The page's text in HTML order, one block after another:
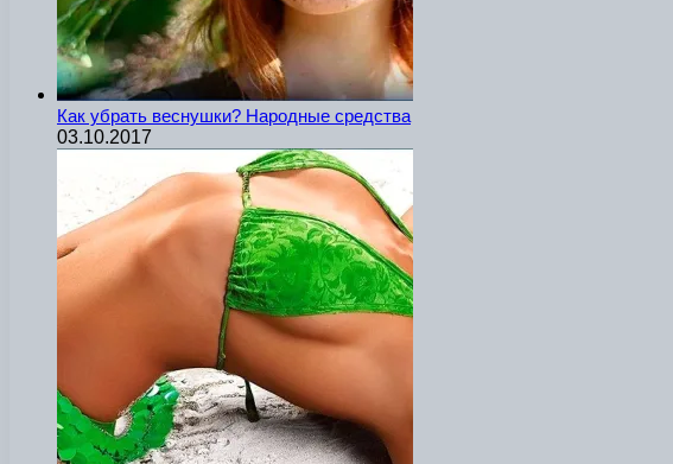
Как убрать веснушки? Народные средства
03.10.2017